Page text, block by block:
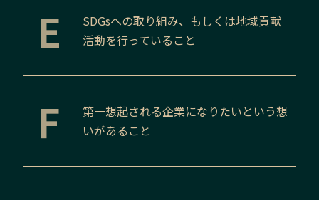
E
SDGsへの取り組み、もしくは地域貢献
活動を行っていること
F
第一想起される企業になりたいという想
いがあること